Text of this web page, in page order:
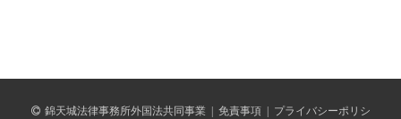
錦天城法律事務所外国法共同事業 免責事項 プライバシーポリシ